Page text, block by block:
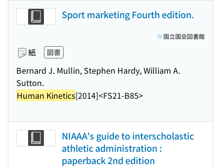
Sport marketing Fourth edition.
紙 図書
Bernard J. Mullin, Stephen Hardy, William A.
Sutton.
Human Kinetics[2014]<FS21-B85>
国立国会図書館
NIAAA's guide to interscholastic
athletic administration :
paperback 2nd edition